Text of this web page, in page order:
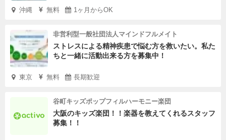
沖縄 無料 1ヶ月からOK
非営利型一般社団法人マインドフルメイト
ストレスによる精神疾患で悩む方を救いたい。私た
ちと一緒に活動出来る方を募集中！
東京 無料 長期歓迎
谷町キッズポップフィルハーモニー楽団
大阪のキッズ楽団！！楽器を教えてくれるスタッフ
募集！！